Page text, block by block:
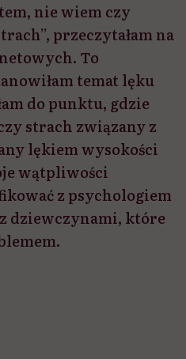
nie wiem czy
przeczytałam na
To
temat lęku
do punktu, gdzie
strach związany z
lękiem wysokości
wątpliwości
z psychologiem
dziewczynami, które